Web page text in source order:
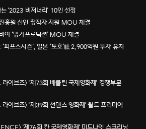
'2023 비저너리' 10인 선정
흥원 신인 창작자 지원 MOU 체결
‘망가프로덕션’ MOU 체결
프스시즌’, 일본 ‘토호‘社 2,900억원 투자 유치
라이브즈> '제73회 베를린 국제영화제' 경쟁부문
이브즈> '제39회 선댄스 영화제' 월드 프리미어